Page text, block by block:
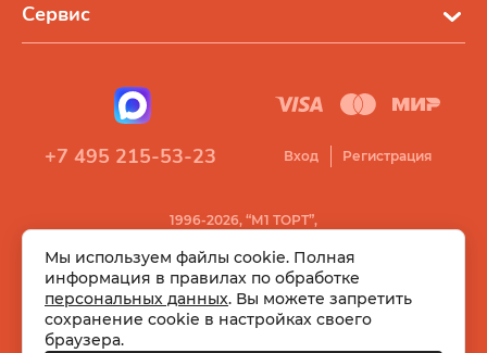
Сервис
1996-2026, “М1 ТОРТ”,
+7 495 215-53-23 Вход Регистрация
Мы используем файлы cookie. Полная
информация в правилах по обработке
персональных данных. Вы можете запретить
сохранение cookie в настройках своего
браузера.